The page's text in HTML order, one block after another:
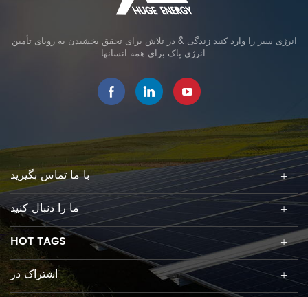
انرژی سبز را وارد کنید زندگی & در تلاش برای تحقق بخشیدن به رویای تأمین
انرژی پاک برای همه انسانها.
با ما تماس بگیرید
ما را دنبال کنید
HOT TAGS
اشتراک در